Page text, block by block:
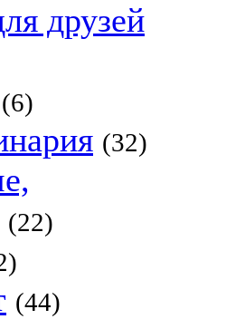
друзей
(6)
(32)
(22)
(44)